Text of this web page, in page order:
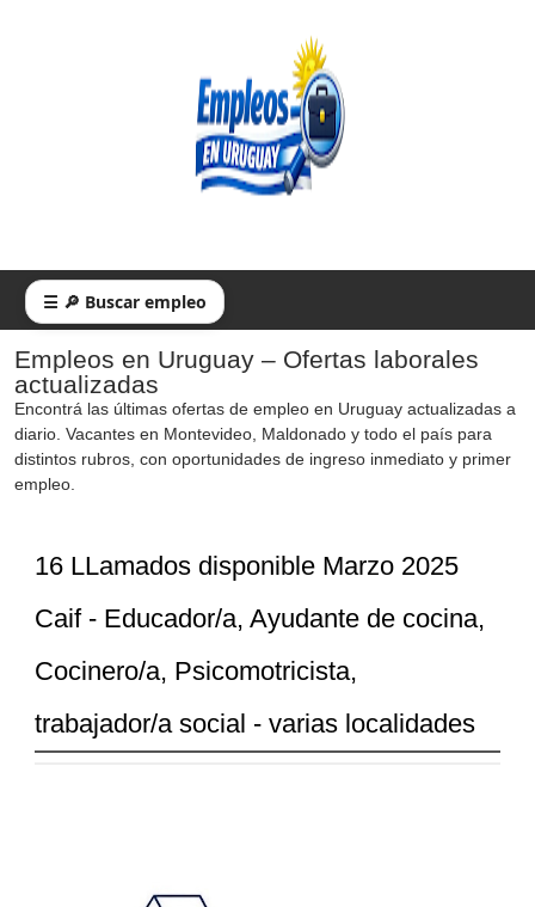
☰ 🔎 Buscar empleo
Empleos en Uruguay – Ofertas laborales
actualizadas
Encontrá las últimas ofertas de empleo en Uruguay actualizadas a
diario. Vacantes en Montevideo, Maldonado y todo el país para
distintos rubros, con oportunidades de ingreso inmediato y primer
empleo.
16 LLamados disponible Marzo 2025
Caif - Educador/a, Ayudante de cocina,
Cocinero/a, Psicomotricista,
trabajador/a social - varias localidades